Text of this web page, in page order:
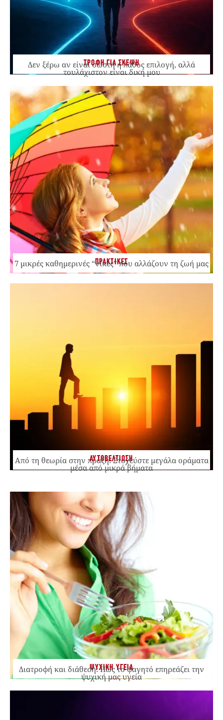
ΤΡΟΦΗ ΓΙΑ ΣΚΕΨΗ
Δεν ξέρω αν είναι σωστή ή λάθος επιλογή, αλλά
τουλάχιστον είναι δική μου
ΠΡΑΚΤΙΚΕΣ
7 μικρές καθημερινές “νίκες” που αλλάζουν τη ζωή μας
ΑΥΤΟΒΕΛΤΙΩΣΗ
Από τη θεωρία στην πράξη: Στοχεύστε μεγάλα οράματα
μέσα από μικρά βήματα
ΨΥΧΙΚΗ ΥΓΕΙΑ
Διατροφή και διάθεση: Πώς το φαγητό επηρεάζει την
ψυχική μας υγεία